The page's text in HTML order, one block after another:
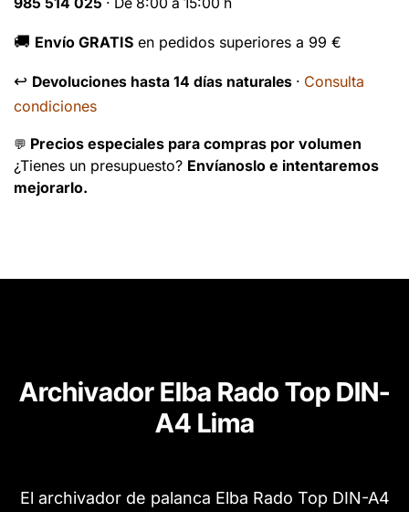
🚚 Envío GRATIS en pedidos superiores a 99 €
↩️ Devoluciones hasta 14 días naturales · Consulta
condiciones
💬 Precios especiales para compras por volumen
¿Tienes un presupuesto? Envíanoslo e intentaremos
mejorarlo.
Archivador Elba Rado Top DIN-
A4 Lima
El archivador de palanca Elba Rado Top DIN-A4